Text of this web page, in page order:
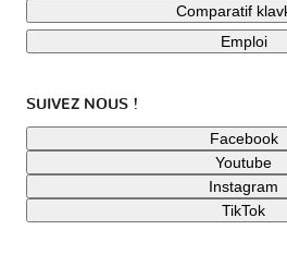
Comparatif
Emploi
SUIVEZ NOUS !
Facebook
Youtube
Instagram
TikTok